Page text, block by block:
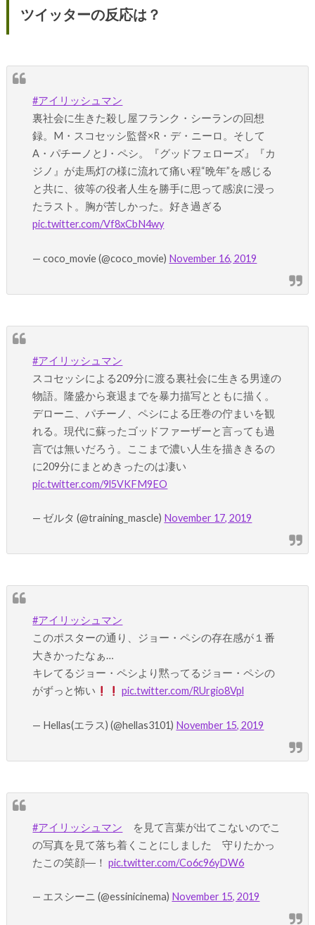
ツイッターの反応は？
#アイリッシュマン
裏社会に生きた殺し屋フランク・シーランの回想
録。M・スコセッシ監督×R・デ・ニーロ。そして
A・パチーノとJ・ペシ。『グッドフェローズ』『カ
ジノ』が走馬灯の様に流れて痛い程“晩年”を感じる
と共に、彼等の役者人生を勝手に思って感涙に浸っ
たラスト。胸が苦しかった。好き過ぎる
pic.twitter.com/Vf8xCbN4wy
— coco_movie (@coco_movie) November 16, 2019
#アイリッシュマン
スコセッシによる209分に渡る裏社会に生きる男達の
物語。隆盛から衰退までを暴力描写とともに描く。
デローニ、パチーノ、ペシによる圧巻の佇まいを観
れる。現代に蘇ったゴッドファーザーと言っても過
言では無いだろう。ここまで濃い人生を描ききるの
に209分にまとめきったのは凄い
pic.twitter.com/9l5VKFM9EO
— ゼルタ (@training_mascle) November 17, 2019
#アイリッシュマン
このポスターの通り、ジョー・ペシの存在感が１番
大きかったなぁ…
キレてるジョー・ペシより黙ってるジョー・ペシの
がずっと怖い
pic.twitter.com/RUrgio8Vpl
— Hellas(エラス) (@hellas3101) November 15, 2019
#アイリッシュマン を見て言葉が出てこないのでこ
の写真を見て落ち着くことにしました 守りたかっ
たこの笑顔―！pic.twitter.com/Co6c96yDW6
— エスシーニ (@essinicinema) November 15, 2019